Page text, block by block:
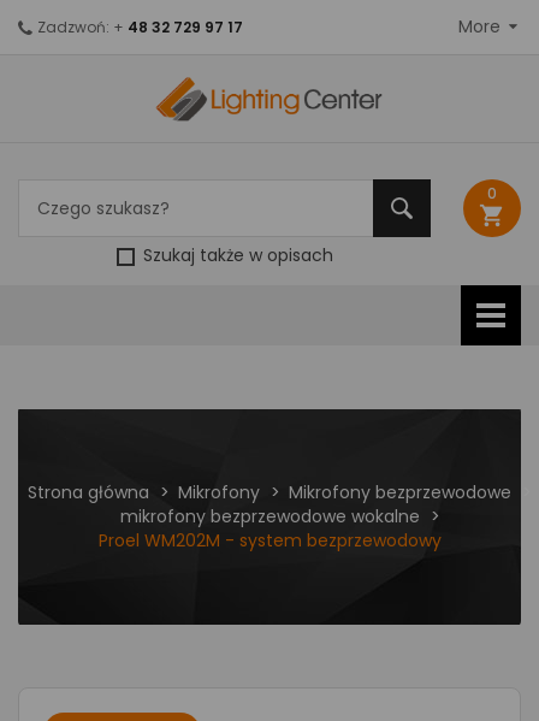
Szukaj także w opisach
0
shopping_cart
Zadzwoń: + 48 32 729 97 17 More
Strona główna Mikrofony
Mikrofony bezprzewodowe
mikrofony bezprzewodowe wokalne
Proel WM202M - system bezprzewodowy